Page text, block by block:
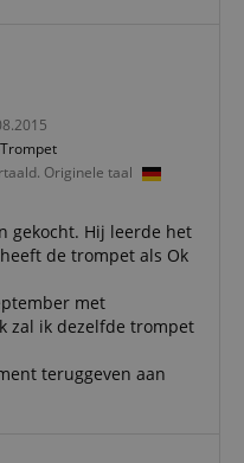
Originele taal
gekocht. Hij leerde het
de trompet als Ok
met
zal ik dezelfde trompet
teruggeven aan
11 maanden
4 weken
57 seconden